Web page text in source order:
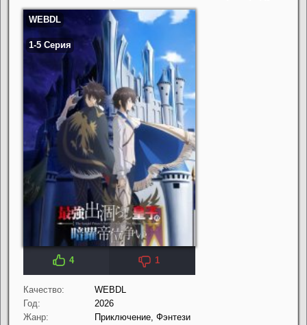
4 1
Качество:
WEBDL
Год:
2026
Жанр:
Приключение, Фэнтези